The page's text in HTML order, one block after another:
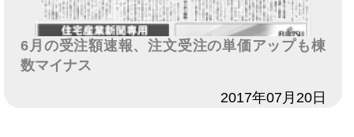
6月の受注額速報、注文受注の単価アップも棟
数マイナス
2017年07月20日